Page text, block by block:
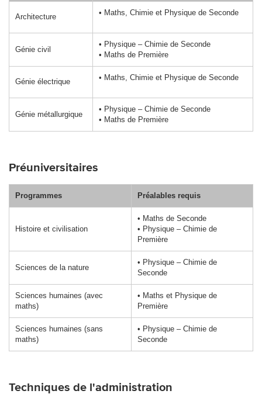
Architecture • Maths, Chimie et Physique de Seconde
Génie civil
• Physique – Chimie de Seconde
• Maths de Première
Génie électrique • Maths, Chimie et Physique de Seconde
Génie métallurgique
• Physique – Chimie de Seconde
• Maths de Première
Préuniversitaires
Programmes Préalables requis
Histoire et civilisation
• Maths de Seconde
• Physique – Chimie de
Première
Sciences de la nature
• Physique – Chimie de
Seconde
Sciences humaines (avec
maths)
• Maths et Physique de
Première
Sciences humaines (sans
maths)
• Physique – Chimie de
Seconde
Techniques de l'administration